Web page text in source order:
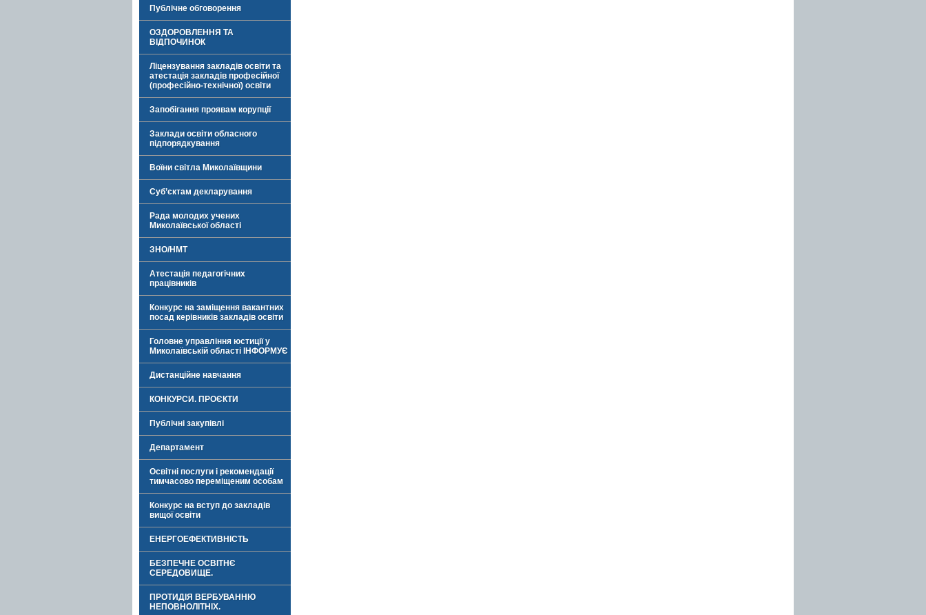
Публічне обговорення
ОЗДОРОВЛЕННЯ ТА
ВІДПОЧИНОК
Ліцензування закладів освіти та
атестація закладів професійної
(професійно-технічної) освіти
Запобігання проявам корупції
Заклади освіти обласного
підпорядкування
Воїни світла Миколаївщини
Суб’єктам декларування
Рада молодих учених
Миколаївської області
ЗНО/НМТ
Атестація педагогічних
працівників
Конкурс на заміщення вакантних
посад керівників закладів освіти
Головне управління юстиції у
Миколаївській області ІНФОРМУЄ
Дистанційне навчання
КОНКУРСИ. ПРОЄКТИ
Публічні закупівлі
Департамент
Освітні послуги і рекомендації
тимчасово переміщеним особам
Конкурс на вступ до закладів
вищої освіти
ЕНЕРГОЕФЕКТИВНІСТЬ
БЕЗПЕЧНЕ ОСВІТНЄ
СЕРЕДОВИЩЕ.
ПРОТИДІЯ ВЕРБУВАННЮ
НЕПОВНОЛІТНІХ.